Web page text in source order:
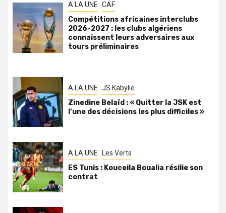
A LA UNE CAF
Compétitions africaines interclubs
2026-2027 : les clubs algériens
connaissent leurs adversaires aux
tours préliminaires
A LA UNE JS Kabylie
Zinedine Belaïd : « Quitter la JSK est
l’une des décisions les plus difficiles »
A LA UNE Les Verts
ES Tunis : Kouceila Boualia résilie son
contrat